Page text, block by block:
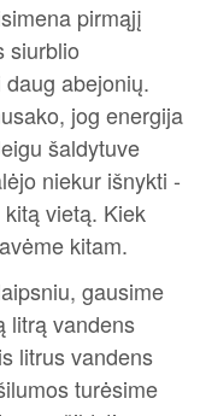
pirmąjį
siurblio
abejonių.
jog energija
šaldytuve
niekur išnykti -
vietą. Kiek
kitam.
gausime
litrą vandens
litrus vandens
turėsime